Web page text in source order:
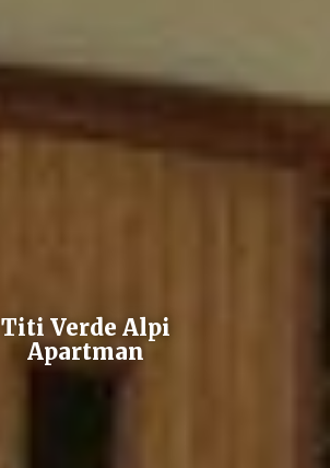
Titi Verde Alpi
Apartman